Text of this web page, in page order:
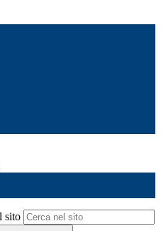
sito